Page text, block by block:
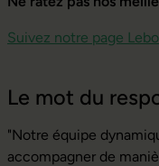
Suivez notre page
Le mot du
"Notre équipe
accompagner de